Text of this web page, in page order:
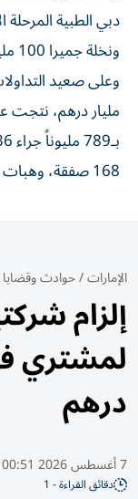
ونخلة جميرا 100 مليون درهم.
168 صفقة، وهبات 223 مليوناً لـ42 معاملة.
الإمارات/حوادث وقضايا
إلزام
درهم
7 أغسطس 2026 00:51 صباحًا
دقائق القراءة - 1